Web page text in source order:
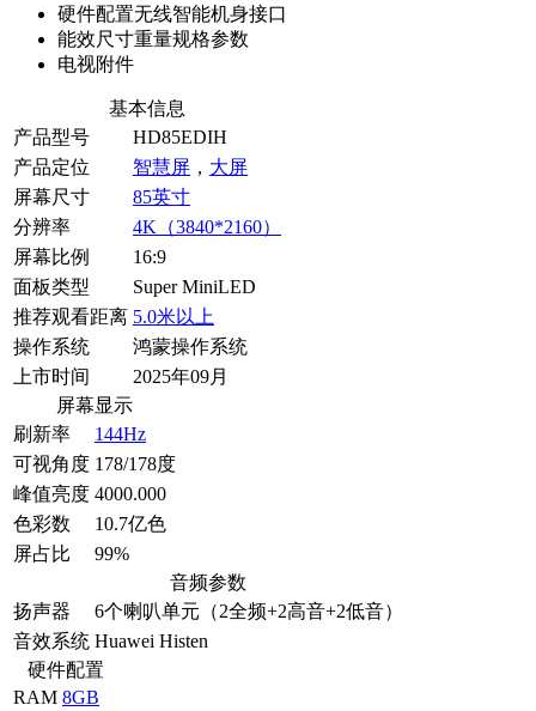
硬件配置无线智能机身接口
能效尺寸重量规格参数
电视附件
基本信息
产品型号
HD85EDIH
产品定位
智慧屏 ， 大屏
屏幕尺寸
85英寸
分辨率
4K（3840*2160）
屏幕比例
16:9
面板类型
Super MiniLED
推荐观看距离 5.0米以上
操作系统
鸿蒙操作系统
上市时间
2025年09月
屏幕显示
刷新率
144Hz
可视角度 178/178度
峰值亮度 4000.000
色彩数
10.7亿色
屏占比
99%
音频参数
扬声器
6个喇叭单元（2全频+2高音+2低音）
音效系统 Huawei Histen
硬件配置
RAM 8GB